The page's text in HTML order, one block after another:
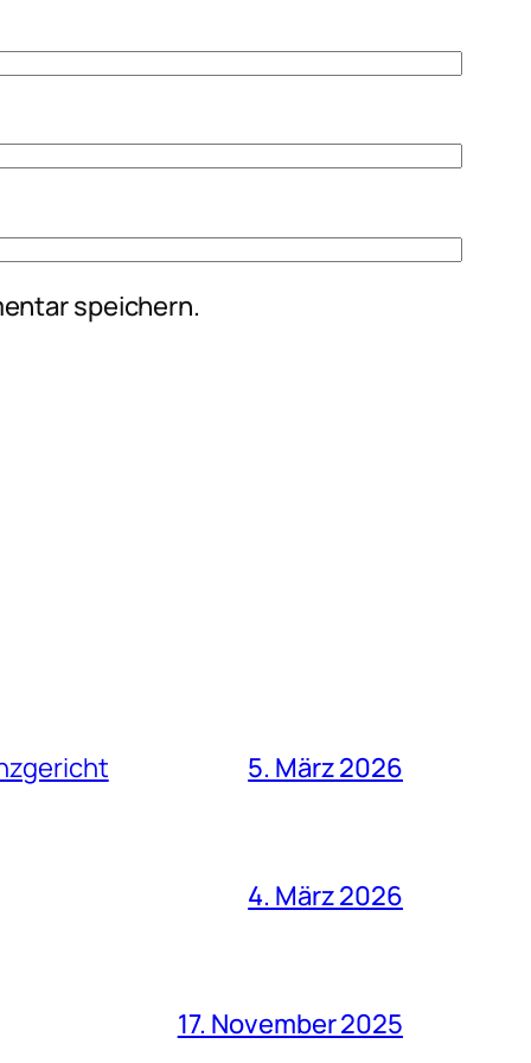
speichern.
5. März 2026
4. März 2026
17. November 2025